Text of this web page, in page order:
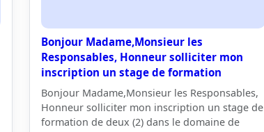
Bonjour Madame,Monsieur les
Responsables, Honneur solliciter mon
inscription un stage de formation
Bonjour Madame,Monsieur les Responsables,
Honneur solliciter mon inscription un stage de
formation de deux (2) dans le domaine de